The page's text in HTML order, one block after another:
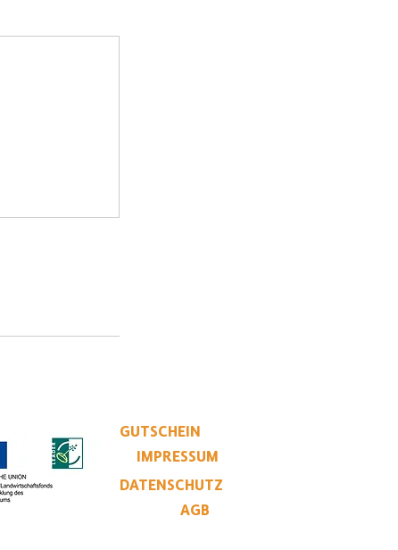
GUTSCHEIN
IMPRESSUM
DATENSCHUTZ
AGB